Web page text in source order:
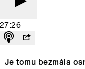
27:26
Je tomu bezmála